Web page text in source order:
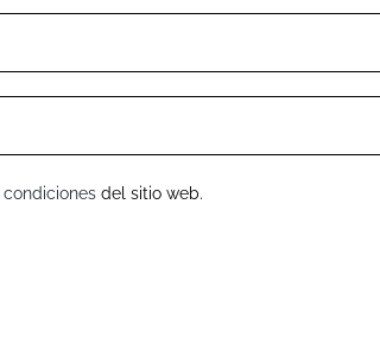
condiciones del sitio web.